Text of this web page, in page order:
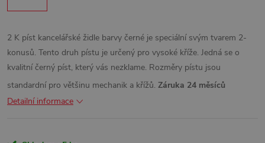
2 K píst kancelářské židle barvy černé je speciální svým tvarem 2-
konusů. Tento druh pístu je určený pro vysoké kříže. Jedná se o
kvalitní černý píst, který vás nezklame. Rozměry pístu jsou
standardní pro většinu mechanik a křížů. Záruka 24 měsíců
Detailní informace